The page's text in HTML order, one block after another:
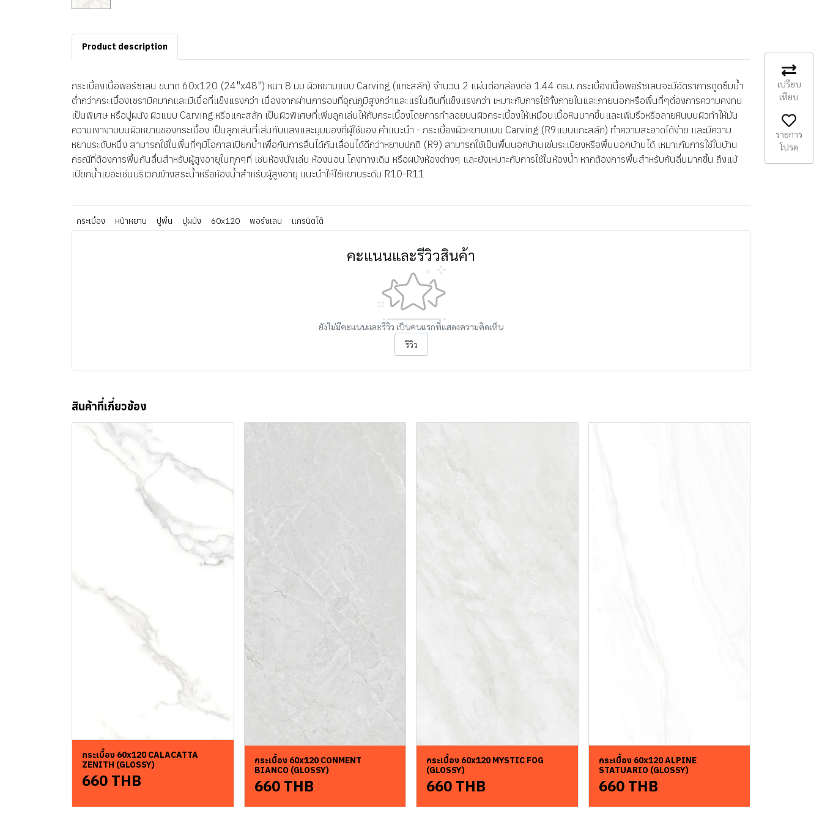
Product description
กระเบื้องเนื้อพอร์ซเลน ขนาด 60x120 (24"x48") หนา 8 มม ผิวหยาบแบบ Carving (แกะสลัก) จำนวน 2 แผ่นต่อกล่องต่อ 1.44 ตรม. กระเบื้องเนื้อพอร์ซเลนจะมีอัตราการดูดซึมน้ำ
ต่ำกว่ากระเบื้องเซรามิคมากและมีเนื้อที่แข็งแรงกว่า เนื่องจากผ่านการอบที่อุณภูมิสูงกว่าและแร่ในดินที่แข็งแรงกว่า เหมาะกับการใช้ทั้งภายในและภายนอกหรือพื้นที่ๆต้่องการความคงทน
เป็นพิเศษ หรือปูผนัง ผิวแบบ Carving หรือแกะสลัก เป็นผิวพิเศษที่เพิ่มลูกเล่นให้กับกระเบื้องโดยการทำลอยบนผิวกระเบื้องให้เหมือนเนื้อหินมากขึ้นและเพิ่มริ้วหรือลายหินบนผิวทำให้มัน
ความเงางามบนผิวหยาบของกระเบื้อง เป็นลูกเล่นที่เล่นกับแสงและมุมมองที่ผู้ใช้มอง คำแนะนำ - กระเบื้องผิวหยาบแบบ Carving (R9แบบแกะสลัก) ทำความสะอาดได้ง่าย และมีความ
หยาบระดับหนึ่ง สามารถใช้ในพื้นที่ๆมีโอกาสเปียกน้ำเพื่อกันการลื่นได้กันเลื่อนได้ดีกว่าหยาบปกติ (R9) สามารถใช้เป็นพื้นนอกบ้านเช่นระเบียงหรือพื้นนอกบ้านได้ เหมาะกับการใช้ในบ้าน
กรณีที่ต้องการพื้นกันลื่นสำหรับผู้สูงอายุในทุกๆที่ เช่นห้องนั่งเล่น ห้องนอน โถงทางเดิน หรือผนังห้องต่างๆ และยังเหมาะกับการใช้ในห้องน้ำ หากต้องการพื้นสำหรับกันลื่นมากขึ้น ถึงแม้
เปียกน้ำเยอะเช่นบริเวณข้างสระน้ำหรือห้องน้ำสำหรับผู้สูงอายุ แนะนำให้ใช้หยาบระดับ R10-R11
กระเบื้อง หน้าหยาบ ปูพื้น ปูผนัง 60x120 พอร์ซเลน แกรนิตโต้
คะแนนและรีวิวสินค้า
ยังไม่มีคะแนนและรีวิว เป็นคนแรกที่แสดงความคิดเห็น
รีวิว
สินค้าที่เกี่ยวข้อง
กระเบื้อง 60x120 CALACATTA
ZENITH (GLOSSY)
660 THB
กระเบื้อง 60x120 CONMENT
BIANCO (GLOSSY)
660 THB
กระเบื้อง 60x120 MYSTIC FOG
(GLOSSY)
660 THB
กระเบื้อง 60x120 ALPINE
STATUARIO (GLOSSY)
660 THB
เปรียบ
เทียบ
รายการ
โปรด